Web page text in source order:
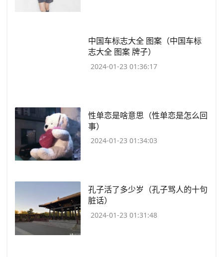
​中国车标志大全 图案（中国车标
志大全 图案 牌子）
2024-01-23 01:36:17
​性单恋是啥意思（性单恋是怎么回
事）
2024-01-23 01:34:03
​孔子活了多少岁（孔子骂人的十句
脏话）
2024-01-23 01:31:48